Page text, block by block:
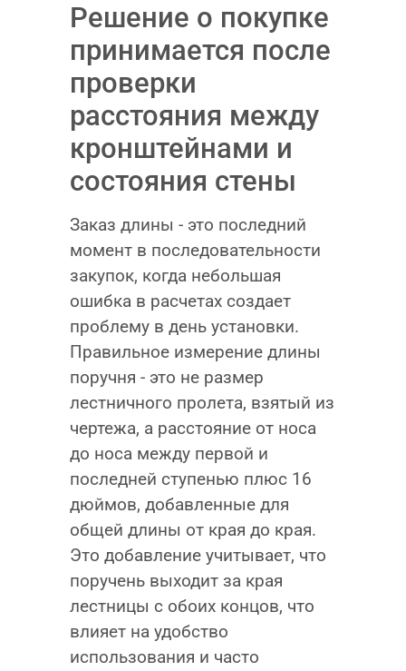
Решение о покупке
принимается после
проверки
расстояния между
кронштейнами и
состояния стены
Заказ длины - это последний
момент в последовательности
закупок, когда небольшая
ошибка в расчетах создает
проблему в день установки.
Правильное измерение длины
поручня - это не размер
лестничного пролета, взятый из
чертежа, а расстояние от носа
до носа между первой и
последней ступенью плюс 16
дюймов, добавленные для
общей длины от края до края.
Это добавление учитывает, что
поручень выходит за края
лестницы с обоих концов, что
влияет на удобство
использования и часто